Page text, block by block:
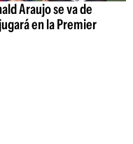
Araujo se va de
en la Premier